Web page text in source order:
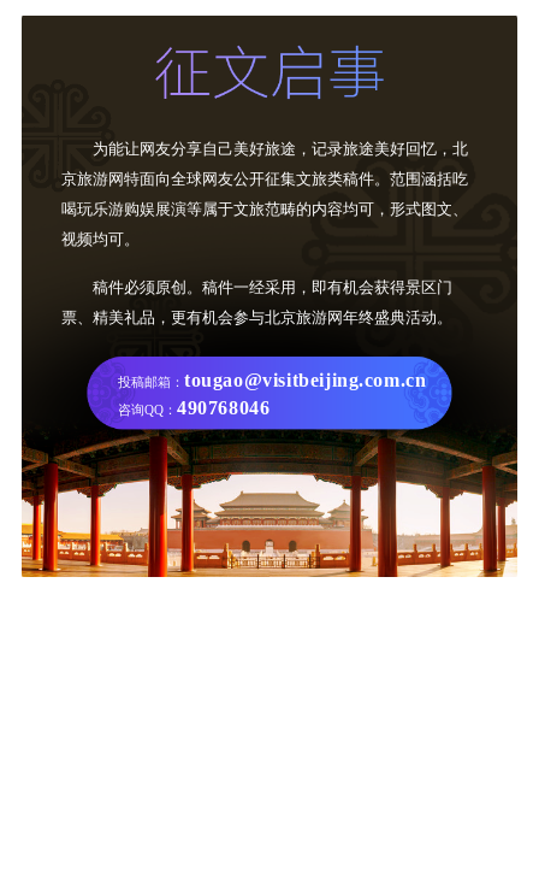
为能让网友分享自己美好旅途，记录旅途美好回忆，北
京旅游网特面向全球网友公开征集文旅类稿件。范围涵括吃
喝玩乐游购娱展演等属于文旅范畴的内容均可，形式图文、
视频均可。
稿件必须原创。稿件一经采用，即有机会获得景区门
票、精美礼品，更有机会参与北京旅游网年终盛典活动。
投稿邮箱： tougao@visitbeijing.com.cn
咨询QQ： 490768046